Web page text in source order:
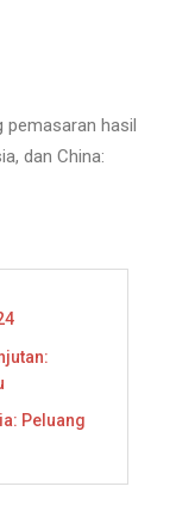
pemasaran hasil
dan China:
Peluang